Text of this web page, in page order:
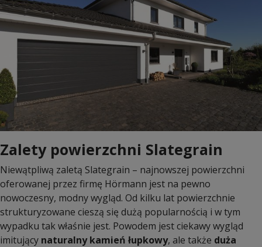
Zalety powierzchni Slategrain
Niewątpliwą zaletą Slategrain – najnowszej powierzchni
oferowanej przez firmę Hörmann jest na pewno
nowoczesny, modny wygląd. Od kilku lat powierzchnie
strukturyzowane cieszą się dużą popularnością i w tym
wypadku tak właśnie jest. Powodem jest ciekawy wygląd
imitujący naturalny kamień łupkowy, ale także duża